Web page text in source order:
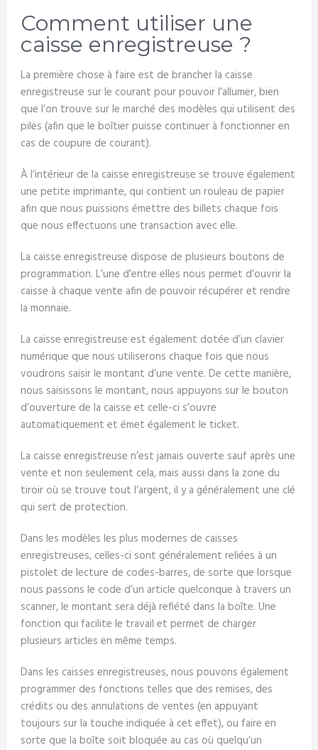
Comment utiliser une
caisse enregistreuse ?
La première chose à faire est de brancher la caisse
enregistreuse sur le courant pour pouvoir l’allumer, bien
que l’on trouve sur le marché des modèles qui utilisent des
piles (afin que le boîtier puisse continuer à fonctionner en
cas de coupure de courant).
À l’intérieur de la caisse enregistreuse se trouve également
une petite imprimante, qui contient un rouleau de papier
afin que nous puissions émettre des billets chaque fois
que nous effectuons une transaction avec elle.
La caisse enregistreuse dispose de plusieurs boutons de
programmation. L’une d’entre elles nous permet d’ouvrir la
caisse à chaque vente afin de pouvoir récupérer et rendre
la monnaie.
La caisse enregistreuse est également dotée d’un clavier
numérique que nous utiliserons chaque fois que nous
voudrons saisir le montant d’une vente. De cette manière,
nous saisissons le montant, nous appuyons sur le bouton
d’ouverture de la caisse et celle-ci s’ouvre
automatiquement et émet également le ticket.
La caisse enregistreuse n’est jamais ouverte sauf après une
vente et non seulement cela, mais aussi dans la zone du
tiroir où se trouve tout l’argent, il y a généralement une clé
qui sert de protection.
Dans les modèles les plus modernes de caisses
enregistreuses, celles-ci sont généralement reliées à un
pistolet de lecture de codes-barres, de sorte que lorsque
nous passons le code d’un article quelconque à travers un
scanner, le montant sera déjà reflété dans la boîte. Une
fonction qui facilite le travail et permet de charger
plusieurs articles en même temps.
Dans les caisses enregistreuses, nous pouvons également
programmer des fonctions telles que des remises, des
crédits ou des annulations de ventes (en appuyant
toujours sur la touche indiquée à cet effet), ou faire en
sorte que la boîte soit bloquée au cas où quelqu’un